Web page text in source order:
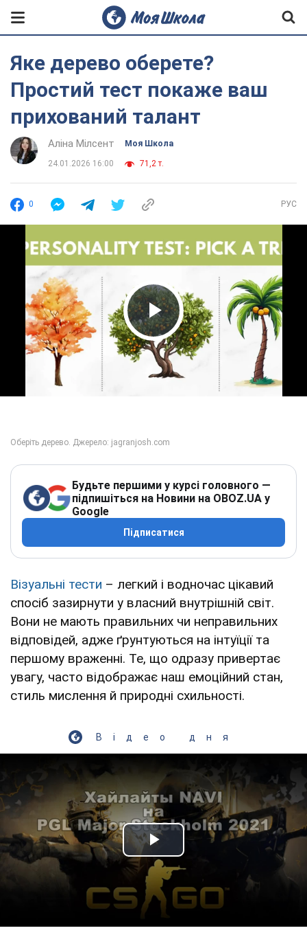
Яке дерево оберете?
Простий тест покаже ваш
прихований талант
Аліна Мілсент Моя Школа
24.01.2026 16:00 71,2 т.
0 РУС
Play Video
Будьте першими у курсі головного —
підпишіться на Новини на OBOZ.UA у
Google
Підписатися
Візуальні тести – легкий і водночас цікавий
спосіб зазирнути у власний внутрішній світ.
Вони не мають правильних чи неправильних
відповідей, адже ґрунтуються на інтуїції та
першому враженні. Те, що одразу привертає
увагу, часто відображає наш емоційний стан,
стиль мислення й природні схильності.
Відео дня
Play Video